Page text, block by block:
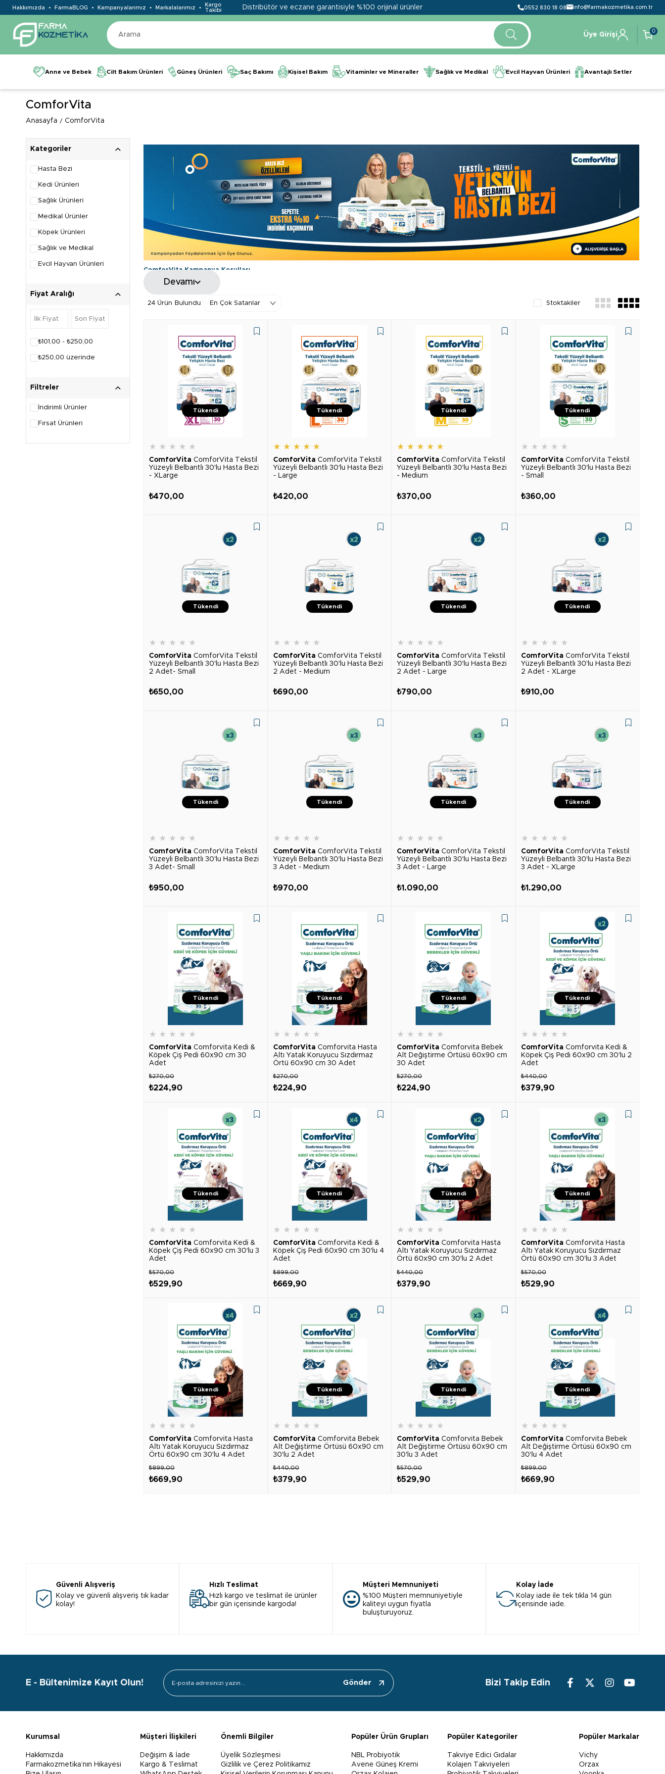
Hakkımızda FarmaBLOG Kampanyalarımız Markalalarımız
Kargo
Takibi
Distribütör ve eczane garantisiyle %100 orijinal ürünler 0552 830 18 08 info@farmakozmetika.com.tr
Üye Girişi
0
Anne ve Bebek Cilt Bakım Ürünleri Güneş Ürünleri Saç Bakımı Kişisel Bakım Vitaminler ve Mineraller Sağlık ve Medikal Evcil Hayvan Ürünleri Avantajlı Setler
ComforVita
Anasayfa ComforVita
Kategoriler
Hasta Bezi
Kedi Ürünleri
Sağlık Ürünleri
Medikal Ürünler
Köpek Ürünleri
Sağlık ve Medikal
Evcil Hayvan Ürünleri
Fiyat Aralığı
₺101,00 - ₺250,00
₺250,00 üzerinde
Filtreler
İndirimli Ürünler
Fırsat Ürünleri
ComforVita Kampanya Koşulları
Bu kampanya tüm ComforVita Hasta Bezi ürünlerinde geçerlidir. Kampanyadan Yararlanmak için 1 (bir) adet ComforVita Hasta Bezi Ürünü sepete eklemeniz gerekmektedir, buna karşılık
sepetinizde %10 indirim uygulanacaktır. Kampanyadan sadece Üyelerimiz Faydalanabilmektedir. Başka bir kampanya veya indirimle birleştirilemez. Farmakozmetika, kampanya düzenleme ve
bitirme hakkını saklı tutar.
Devamı
Stoktakiler
24 Ürün
Tükendi
★ ★ ★ ★ ★
ComforVita ComforVita Tekstil
Yüzeyli Belbantlı 30'lu Hasta Bezi
- XLarge
₺470,00
Tükendi
★ ★ ★ ★ ★
ComforVita ComforVita Tekstil
Yüzeyli Belbantlı 30'lu Hasta Bezi
- Large
₺420,00
Tükendi
★ ★ ★ ★ ★
ComforVita ComforVita Tekstil
Yüzeyli Belbantlı 30'lu Hasta Bezi
- Medium
₺370,00
Tükendi
★ ★ ★ ★ ★
ComforVita ComforVita Tekstil
Yüzeyli Belbantlı 30'lu Hasta Bezi
- Small
₺360,00
Tükendi
★ ★ ★ ★ ★
ComforVita ComforVita Tekstil
Yüzeyli Belbantlı 30'lu Hasta Bezi
2 Adet- Small
₺650,00
Tükendi
★ ★ ★ ★ ★
ComforVita ComforVita Tekstil
Yüzeyli Belbantlı 30'lu Hasta Bezi
2 Adet - Medium
₺690,00
Tükendi
★ ★ ★ ★ ★
ComforVita ComforVita Tekstil
Yüzeyli Belbantlı 30'lu Hasta Bezi
2 Adet - Large
₺790,00
Tükendi
★ ★ ★ ★ ★
ComforVita ComforVita Tekstil
Yüzeyli Belbantlı 30'lu Hasta Bezi
2 Adet - XLarge
₺910,00
Tükendi
★ ★ ★ ★ ★
ComforVita ComforVita Tekstil
Yüzeyli Belbantlı 30'lu Hasta Bezi
3 Adet- Small
₺950,00
Tükendi
★ ★ ★ ★ ★
ComforVita ComforVita Tekstil
Yüzeyli Belbantlı 30'lu Hasta Bezi
3 Adet - Medium
₺970,00
Tükendi
★ ★ ★ ★ ★
ComforVita ComforVita Tekstil
Yüzeyli Belbantlı 30'lu Hasta Bezi
3 Adet - Large
₺1.090,00
Tükendi
★ ★ ★ ★ ★
ComforVita ComforVita Tekstil
Yüzeyli Belbantlı 30'lu Hasta Bezi
3 Adet - XLarge
₺1.290,00
Tükendi
★ ★ ★ ★ ★
ComforVita Comforvita Kedi &
Köpek Çiş Pedi 60x90 cm 30
Adet
₺224,90
₺270,00
Tükendi
★ ★ ★ ★ ★
ComforVita Comforvita Hasta
Altı Yatak Koruyucu Sızdırmaz
Örtü 60x90 cm 30 Adet
₺224,90
₺270,00
Tükendi
★ ★ ★ ★ ★
ComforVita Comforvita Bebek
Alt Değiştirme Örtüsü 60x90 cm
30 Adet
₺224,90
₺270,00
Tükendi
★ ★ ★ ★ ★
ComforVita Comforvita Kedi &
Köpek Çiş Pedi 60x90 cm 30'lu 2
Adet
₺379,90
₺440,00
Tükendi
★ ★ ★ ★ ★
ComforVita Comforvita Kedi &
Köpek Çiş Pedi 60x90 cm 30'lu 3
Adet
₺529,90
₺570,00
Tükendi
★ ★ ★ ★ ★
ComforVita Comforvita Kedi &
Köpek Çiş Pedi 60x90 cm 30'lu 4
Adet
₺669,90
₺899,00
Tükendi
★ ★ ★ ★ ★
ComforVita Comforvita Hasta
Altı Yatak Koruyucu Sızdırmaz
Örtü 60x90 cm 30'lu 2 Adet
₺379,90
₺440,00
Tükendi
★ ★ ★ ★ ★
ComforVita Comforvita Hasta
Altı Yatak Koruyucu Sızdırmaz
Örtü 60x90 cm 30'lu 3 Adet
₺529,90
₺570,00
Tükendi
★ ★ ★ ★ ★
ComforVita Comforvita Hasta
Altı Yatak Koruyucu Sızdırmaz
Örtü 60x90 cm 30'lu 4 Adet
₺669,90
₺899,00
Tükendi
★ ★ ★ ★ ★
ComforVita Comforvita Bebek
Alt Değiştirme Örtüsü 60x90 cm
30'lu 2 Adet
₺379,90
₺440,00
Tükendi
★ ★ ★ ★ ★
ComforVita Comforvita Bebek
Alt Değiştirme Örtüsü 60x90 cm
30'lu 3 Adet
₺529,90
₺570,00
Tükendi
★ ★ ★ ★ ★
ComforVita Comforvita Bebek
Alt Değiştirme Örtüsü 60x90 cm
30'lu 4 Adet
₺669,90
₺899,00
Güvenli Alışveriş
Kolay ve güvenli alışveriş tık kadar
kolay!
Hızlı Teslimat
Hızlı kargo ve teslimat ile ürünler
bir gün içerisinde kargoda!
Müşteri Memnuniyeti
%100 Müşteri memnuniyetiyle
kaliteyi uygun fiyatla
buluşturuyoruz.
Kolay İade
Kolay iade ile tek tıkla 14 gün
içerisinde iade.
E - Bültenimize Kayıt Olun! Gönder Bizi Takip Edin
Kurumsal
Hakkımızda
Farmakozmetika’nın Hikayesi
Müşteri İlişkileri
Değişim & İade
Kargo & Teslimat
Önemli Bilgiler
Üyelik Sözleşmesi
Gizlilik ve Çerez Politikamız
Popüler Ürün Grupları
NBL Probiyotik
Avene Güneş Kremi
Popüler Kategoriler
Takviye Edici Gıdalar
Kolajen Takviyeleri
Popüler Markalar
Vichy
Orzax